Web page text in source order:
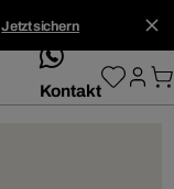
Jetzt sichern
whatsApp
Kontakt